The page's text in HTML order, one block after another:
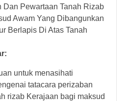
Dan Pewartaan Tanah Rizab
Awam Yang Dibangunkan
Berlapis Di Atas Tanah
untuk menasihati
tatacara perizaban
rizab Kerajaan bagi maksud